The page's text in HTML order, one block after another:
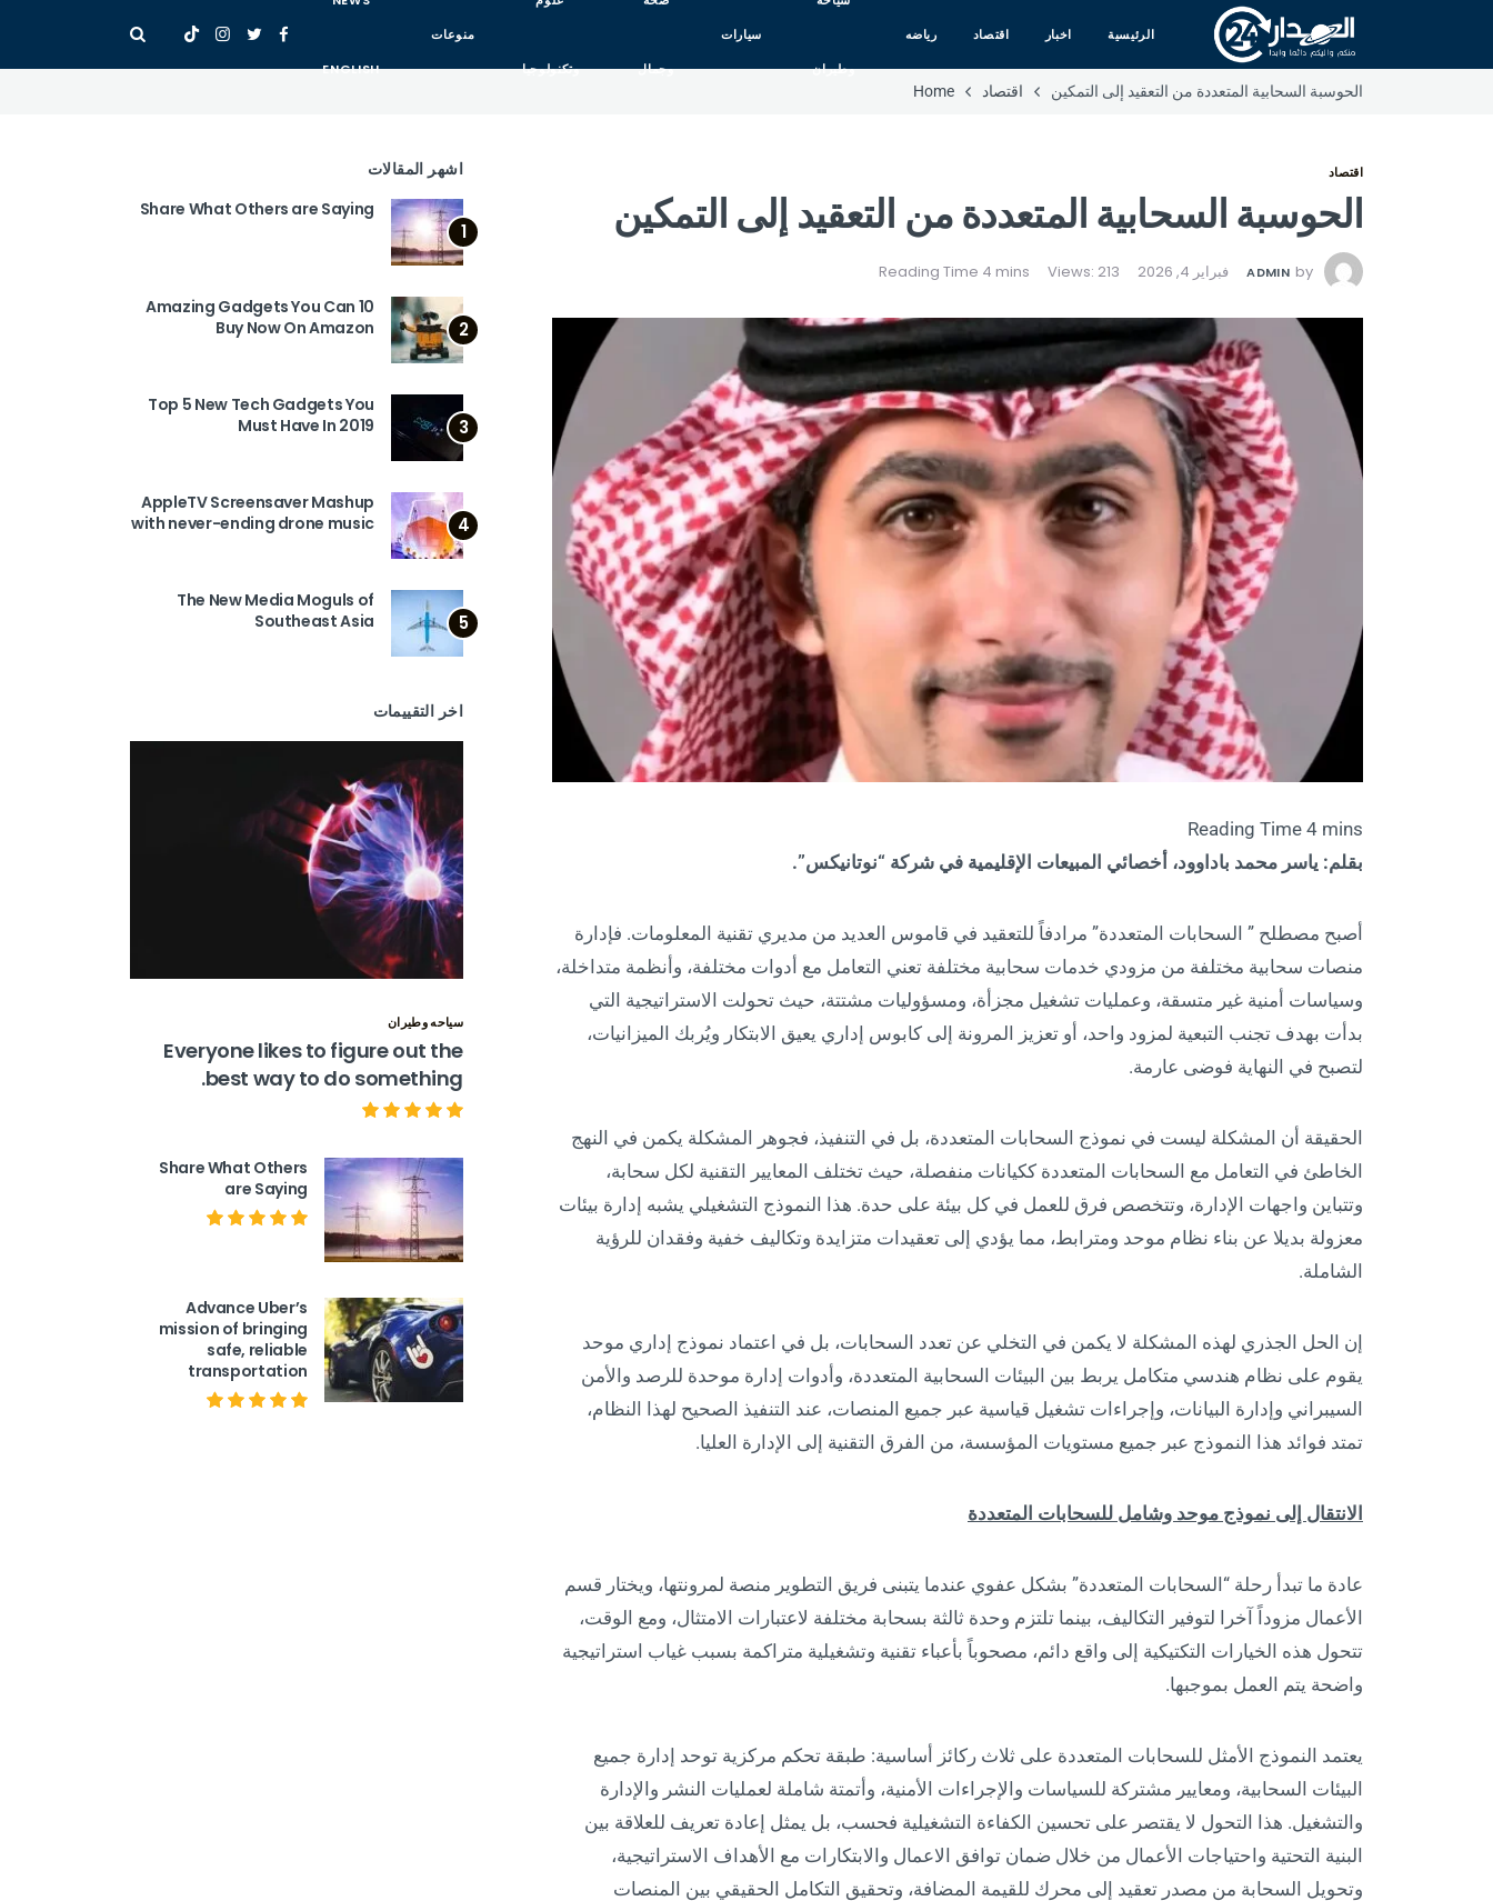
الرئيسية اخبار اقتصاد رياضه
وطيران
سيارات
وجمال وتكنولوجيا
منوعات
ENGLISH
الحوسبة السحابية المتعددة من التعقيد إلى التمكين
اقتصاد Home
اقتصاد
الحوسبة السحابية المتعددة من التعقيد إلى التمكين
by
ADMIN فبراير 4, 2026 Views: 213
بقلم: ياسر محمد باداوود، أخصائي المبيعات الإقليمية في شركة “نوتانيكس”.
أصبح مصطلح ” السحابات المتعددة” مرادفاً للتعقيد في قاموس العديد من مديري تقنية المعلومات. فإدارة
منصات سحابية مختلفة من مزودي خدمات سحابية مختلفة تعني التعامل مع أدوات مختلفة، وأنظمة متداخلة،
وسياسات أمنية غير متسقة، وعمليات تشغيل مجزأة، ومسؤوليات مشتتة، حيث تحولت الاستراتيجية التي
بدأت بهدف تجنب التبعية لمزود واحد، أو تعزيز المرونة إلى كابوس إداري يعيق الابتكار ويُربك الميزانيات،
لتصبح في النهاية فوضى عارمة.
الحقيقة أن المشكلة ليست في نموذج السحابات المتعددة، بل في التنفيذ، فجوهر المشكلة يكمن في النهج
الخاطئ في التعامل مع السحابات المتعددة ككيانات منفصلة، حيث تختلف المعايير التقنية لكل سحابة،
وتتباين واجهات الإدارة، وتتخصص فرق للعمل في كل بيئة على حدة. هذا النموذج التشغيلي يشبه إدارة بيئات
معزولة بديلا عن بناء نظام موحد ومترابط، مما يؤدي إلى تعقيدات متزايدة وتكاليف خفية وفقدان للرؤية
الشاملة.
إن الحل الجذري لهذه المشكلة لا يكمن في التخلي عن تعدد السحابات، بل في اعتماد نموذج إداري موحد
يقوم على نظام هندسي متكامل يربط بين البيئات السحابية المتعددة، وأدوات إدارة موحدة للرصد والأمن
السيبراني وإدارة البيانات، وإجراءات تشغيل قياسية عبر جميع المنصات، عند التنفيذ الصحيح لهذا النظام،
تمتد فوائد هذا النموذج عبر جميع مستويات المؤسسة، من الفرق التقنية إلى الإدارة العليا.
الانتقال إلى نموذج موحد وشامل للسحابات المتعددة
عادة ما تبدأ رحلة “السحابات المتعددة” بشكل عفوي عندما يتبنى فريق التطوير منصة لمرونتها، ويختار قسم
الأعمال مزوداً آخرا لتوفير التكاليف، بينما تلتزم وحدة ثالثة بسحابة مختلفة لاعتبارات الامتثال، ومع الوقت،
تتحول هذه الخيارات التكتيكية إلى واقع دائم، مصحوباً بأعباء تقنية وتشغيلية متراكمة بسبب غياب استراتيجية
واضحة يتم العمل بموجبها.
يعتمد النموذج الأمثل للسحابات المتعددة على ثلاث ركائز أساسية: طبقة تحكم مركزية توحد إدارة جميع
البيئات السحابية، ومعايير مشتركة للسياسات والإجراءات الأمنية، وأتمتة شاملة لعمليات النشر والإدارة
والتشغيل. هذا التحول لا يقتصر على تحسين الكفاءة التشغيلية فحسب، بل يمثل إعادة تعريف للعلاقة بين
البنية التحتية واحتياجات الأعمال من خلال ضمان توافق الاعمال والابتكارات مع الأهداف الاستراتيجية،
وتحويل السحابة من مصدر تعقيد إلى محرك للقيمة المضافة، وتحقيق التكامل الحقيقي بين المنصات
اشهر المقالات
1
Share What Others are Saying
2
10 Amazing Gadgets You Can
Buy Now On Amazon
3
Top 5 New Tech Gadgets You
Must Have In 2019
4
AppleTV Screensaver Mashup
with never-ending drone music
5
The New Media Moguls of
Southeast Asia
اخر التقييمات
سياحه وطيران
Everyone likes to figure out the
best way to do something.
Share What Others
are Saying
Advance Uber’s
mission of bringing
safe, reliable
transportation